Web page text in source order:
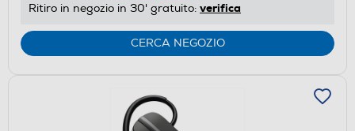
Ritiro in negozio in 30' gratuito: verifica
CERCA NEGOZIO